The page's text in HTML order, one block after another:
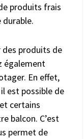
produits frais
durable.
des produits de
également
En effet,
est possible de
certains
balcon. C’est
permet de